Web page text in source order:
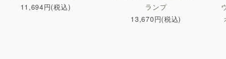
11,694円(税込)
ランプ
13,670円(税込)